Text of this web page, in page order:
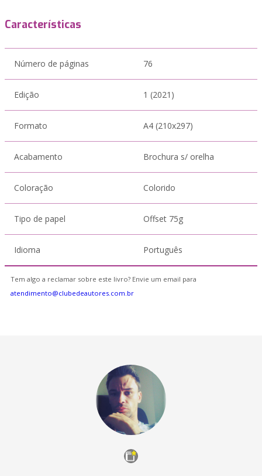
Características
Número de páginas 76
Edição 1 (2021)
Formato A4 (210x297)
Acabamento Brochura s/ orelha
Coloração Colorido
Tipo de papel Offset 75g
Idioma Português
Tem algo a reclamar sobre este livro? Envie um email para
atendimento@clubedeautores.com.br